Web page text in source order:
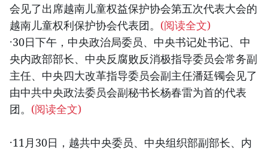
会见了出席越南儿童权益保护协会第五次代表大会的
越南儿童权利保护协会代表团。 (阅读全文)
·30日下午，中央政治局委员、中央书记处书记、中
央内政部部长、中央反腐败反消极指导委员会常务副
主任、中央四大改革指导委员会副主任潘廷镯会见了
由中共中央政法委员会副秘书长杨春雷为首的代表
团。 (阅读全文)
·11月30日，越共中央委员、中央组织部副部长、内